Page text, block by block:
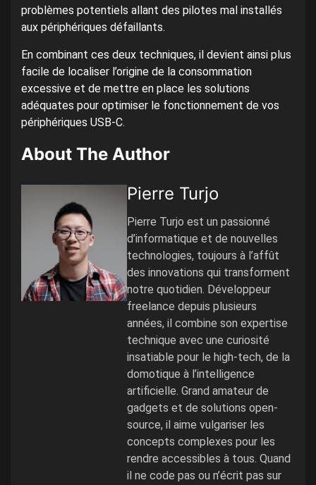
problèmes potentiels allant des pilotes mal installés
aux périphériques défaillants.
En combinant ces deux techniques, il devient ainsi plus
facile de localiser l’origine de la consommation
excessive et de mettre en place les solutions
adéquates pour optimiser le fonctionnement de vos
périphériques USB-C.
About The Author
Pierre Turjo
Pierre Turjo est un passionné
d’informatique et de nouvelles
technologies, toujours à l’affût
des innovations qui transforment
notre quotidien. Développeur
freelance depuis plusieurs
années, il combine son expertise
technique avec une curiosité
insatiable pour le high-tech, de la
domotique à l’intelligence
artificielle. Grand amateur de
gadgets et de solutions open-
source, il aime vulgariser les
concepts complexes pour les
rendre accessibles à tous. Quand
il ne code pas ou n’écrit pas sur